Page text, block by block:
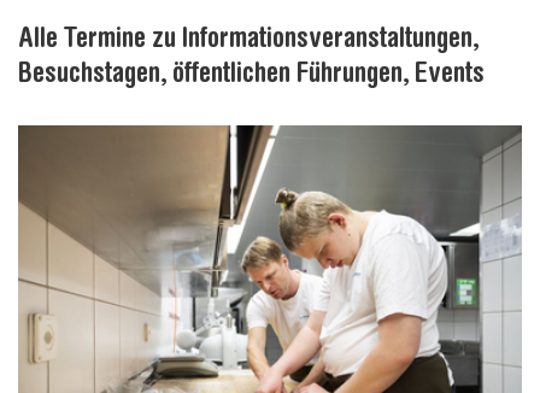
Alle Termine zu Informationsveranstaltungen,
Besuchstagen, öffentlichen Führungen, Events